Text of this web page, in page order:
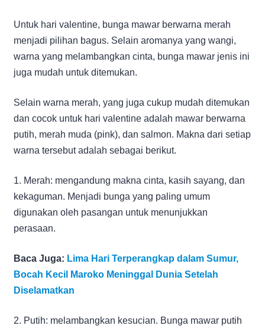
Untuk hari valentine, bunga mawar berwarna merah
menjadi pilihan bagus. Selain aromanya yang wangi,
warna yang melambangkan cinta, bunga mawar jenis ini
juga mudah untuk ditemukan.
Selain warna merah, yang juga cukup mudah ditemukan
dan cocok untuk hari valentine adalah mawar berwarna
putih, merah muda (pink), dan salmon. Makna dari setiap
warna tersebut adalah sebagai berikut.
1. Merah: mengandung makna cinta, kasih sayang, dan
kekaguman. Menjadi bunga yang paling umum
digunakan oleh pasangan untuk menunjukkan
perasaan.
Baca Juga: Lima Hari Terperangkap dalam Sumur,
Bocah Kecil Maroko Meninggal Dunia Setelah
Diselamatkan
2. Putih: melambangkan kesucian. Bunga mawar putih